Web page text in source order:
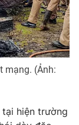
AI
mạng. (Ảnh:
hiện trường